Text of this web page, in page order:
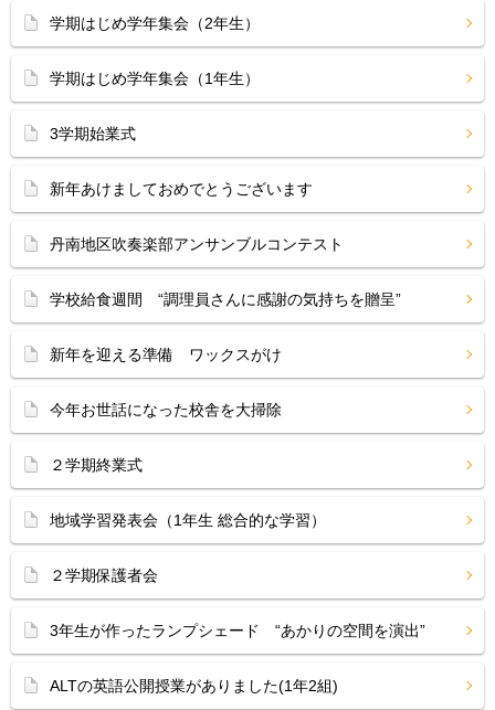
学期はじめ学年集会（2年生）
学期はじめ学年集会（1年生）
3学期始業式
新年あけましておめでとうございます
丹南地区吹奏楽部アンサンブルコンテスト
学校給食週間 “調理員さんに感謝の気持ちを贈呈”
新年を迎える準備 ワックスがけ
今年お世話になった校舎を大掃除
２学期終業式
地域学習発表会（1年生 総合的な学習）
２学期保護者会
3年生が作ったランプシェード “あかりの空間を演出”
ALTの英語公開授業がありました(1年2組)